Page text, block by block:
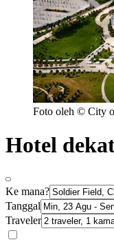
Foto oleh © City
Hotel
Ke mana?
Tanggal
Traveler